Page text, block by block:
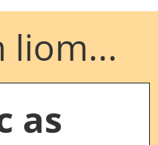
liom...
as